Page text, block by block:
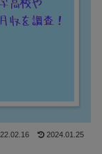
2024.01.25